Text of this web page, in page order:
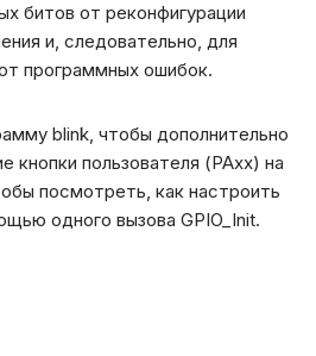
битов от реконфигурации
и, следовательно, для
программных ошибок.
blink, чтобы дополнительно
кнопки пользователя (PAxx) на
посмотреть, как настроить
одного вызова GPIO_Init.